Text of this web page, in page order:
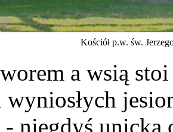
Kościół p.w. św.
a wsią
wyniosłych
niegdyś unicka